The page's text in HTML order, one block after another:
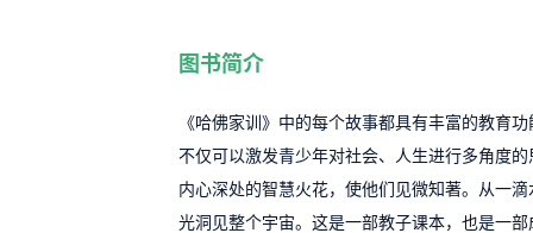
图书简介
《哈佛家训》中的每个故事都具有丰富的教育
不仅可以激发青少年对社会、人生进行多角度
内心深处的智慧火花，使他们见微知著。从一
光洞见整个宇宙。这是一部教子课本，也是一